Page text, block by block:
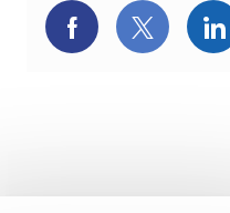
Facebookでシ
X(旧